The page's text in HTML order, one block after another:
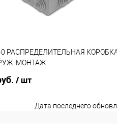
РАСПРЕДЕЛИТЕЛЬНАЯ
МОНТАЖ
/ шт
Дата последнего